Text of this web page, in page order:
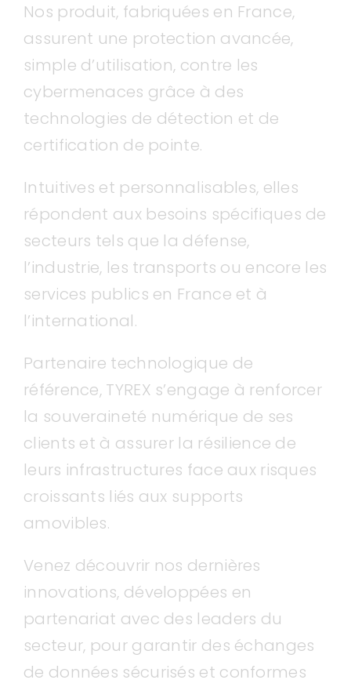
Nos produit, fabriquées en France,
assurent une protection avancée,
simple d’utilisation, contre les
cybermenaces grâce à des
technologies de détection et de
certification de pointe.
Intuitives et personnalisables, elles
répondent aux besoins spécifiques de
secteurs tels que la défense,
l’industrie, les transports ou encore les
services publics en France et à
l’international.
Partenaire technologique de
référence, TYREX s’engage à renforcer
la souveraineté numérique de ses
clients et à assurer la résilience de
leurs infrastructures face aux risques
croissants liés aux supports
amovibles.
Venez découvrir nos dernières
innovations, développées en
partenariat avec des leaders du
secteur, pour garantir des échanges
de données sécurisés et conformes